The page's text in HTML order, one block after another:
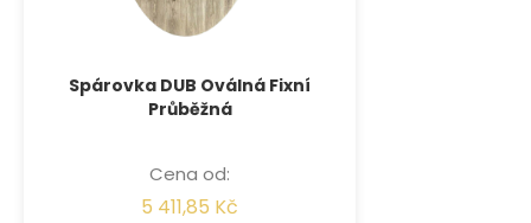
Spárovka DUB Oválná Fixní
Průběžná
Cena od:
5 411,85 Kč